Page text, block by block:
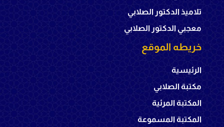
تلاميذ الدكتور الصلابي
معجبي الدكتور الصلابي
خريطه الموقع
الرئيسية
مكتبة الصلابي
المكتبة المرئية
المكتبة المسموعة